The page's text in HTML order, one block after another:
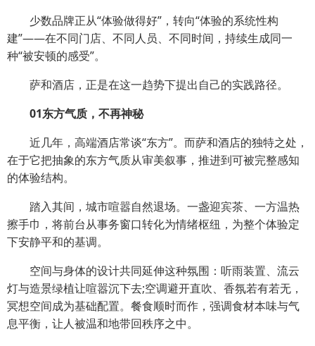
少数品牌正从“体验做得好”，转向“体验的系统性构
建”——在不同门店、不同人员、不同时间，持续生成同一
种“被安顿的感受”。
萨和酒店，正是在这一趋势下提出自己的实践路径。
01东方气质，不再神秘
近几年，高端酒店常谈“东方”。而萨和酒店的独特之处，
在于它把抽象的东方气质从审美叙事，推进到可被完整感知
的体验结构。
踏入其间，城市喧嚣自然退场。一盏迎宾茶、一方温热
擦手巾，将前台从事务窗口转化为情绪枢纽，为整个体验定
下安静平和的基调。
空间与身体的设计共同延伸这种氛围：听雨装置、流云
灯与造景绿植让喧嚣沉下去;空调避开直吹、香氛若有若无，
冥想空间成为基础配置。餐食顺时而作，强调食材本味与气
息平衡，让人被温和地带回秩序之中。